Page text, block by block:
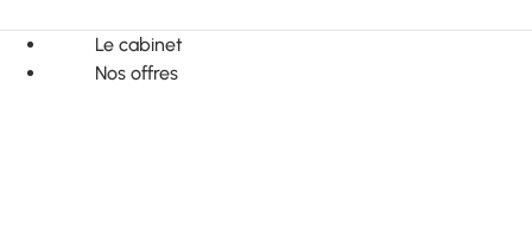
Le cabinet
Nos offres